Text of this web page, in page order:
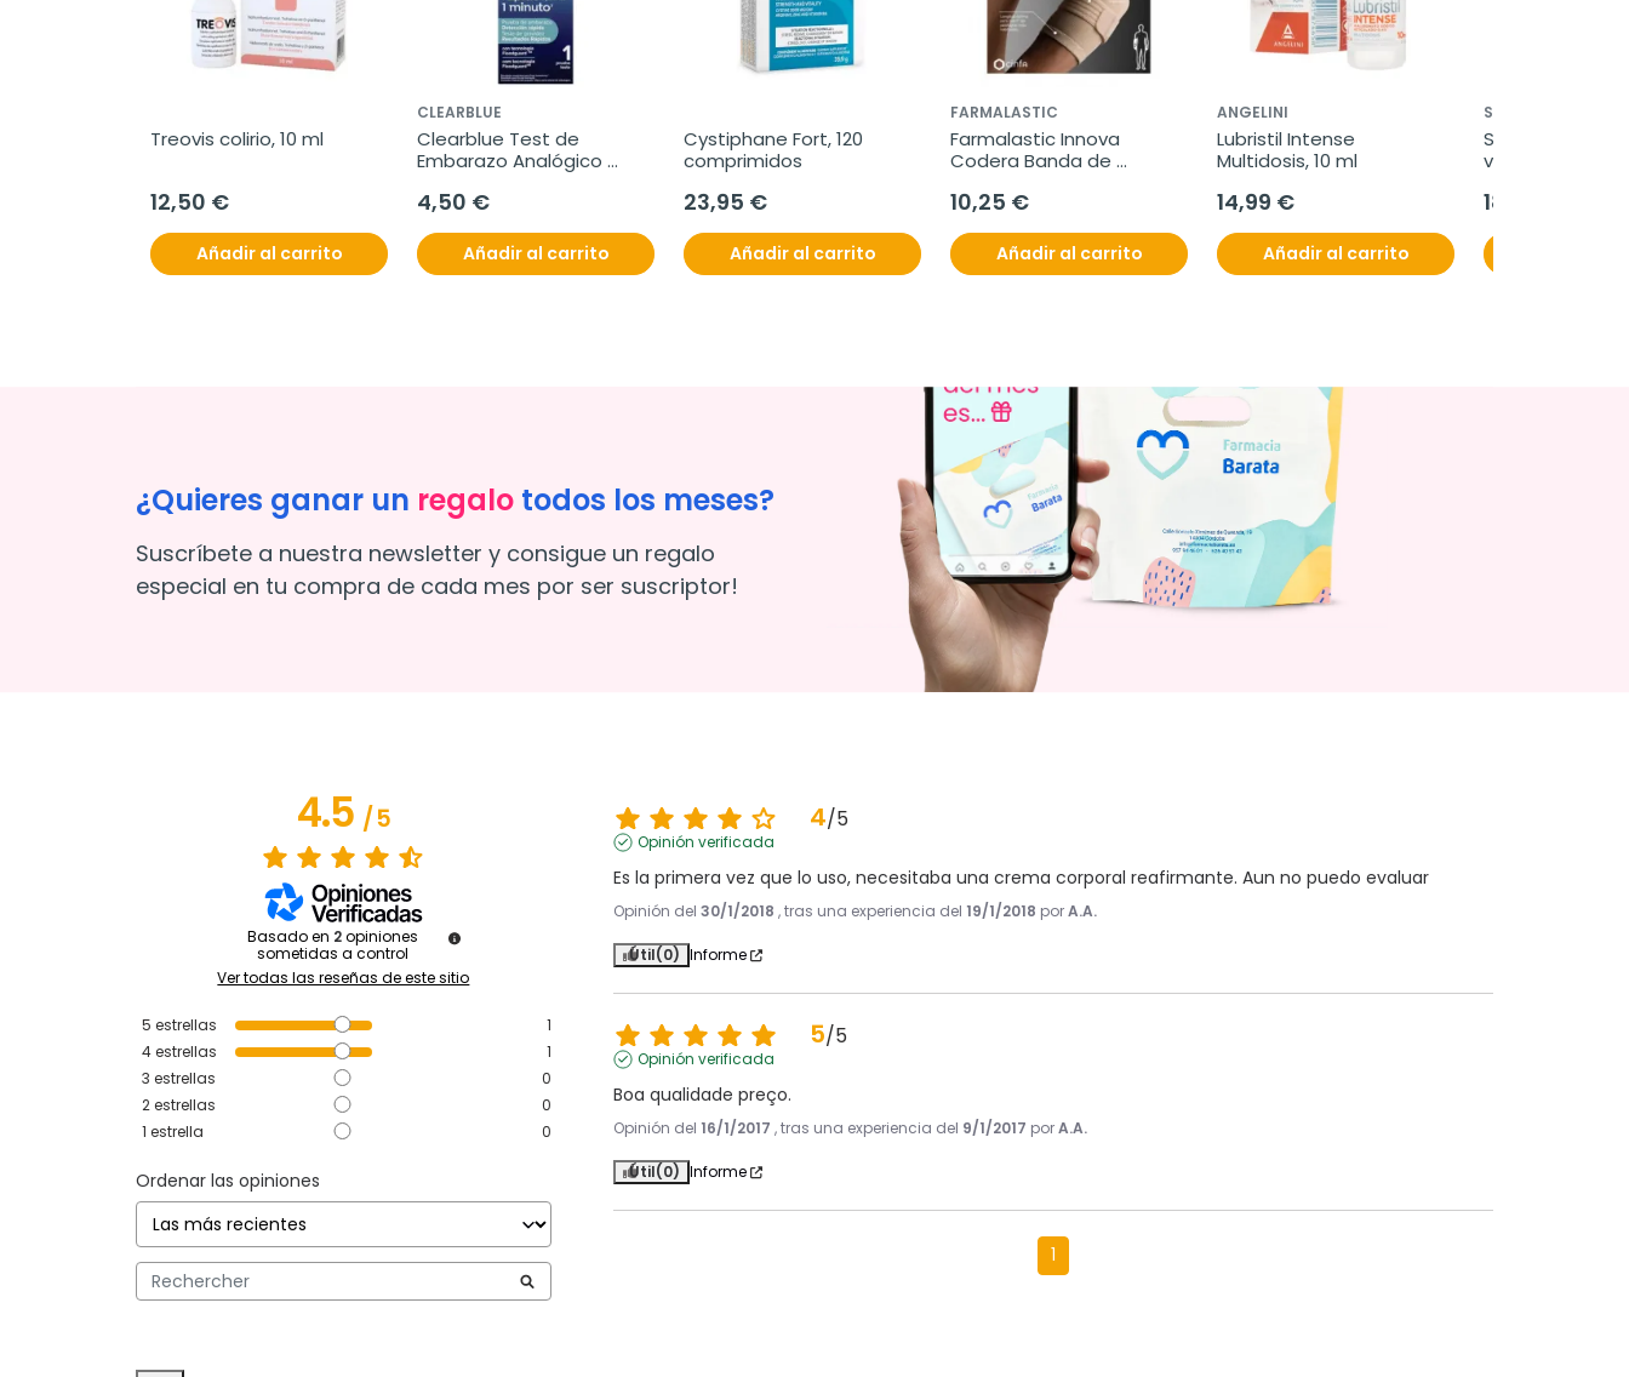
Treovis colirio, 10 ml
12,50 €
Añadir al carrito
CLEARBLUE
Clearblue Test de
Embarazo Analógico
unidad
4,50 €
Añadir al carrito
Cystiphane Fort, 120
comprimidos
23,95 €
Añadir al carrito
FARMALASTIC
Farmalastic Innova
Codera Banda de
10,25 €
Añadir al carrito
ANGELINI
Lubristil Intense
Multidosis, 10 ml
14,99 €
Añadir al carrito
SEID
Seidigyn
vaginales
18,99 €
¿Quieres ganar un regalo todos los meses?
Suscríbete a nuestra newsletter y consigue un regalo
especial en tu compra de cada mes por ser suscriptor!
4.5/5
Basado en 2opiniones
sometidas a control
Ver todas las reseñas de este sitio
5 estrellas
1
4estrellas
1
3 estrellas
0
2estrellas
0
1 estrella 0
Ordenar las opiniones
4/5
Opinión verificada
Es la primera vez que lo uso, necesitaba una crema corporal reafirmante. Aun no puedo evaluar
Opinión del30/1/2018 , tras una experiencia del 19/1/2018 porA.A.
Útil(0) Informe
5/5
Opinión verificada
Boa qualidade preço.
Opinión del 16/1/2017 , tras una experiencia del 9/1/2017 porA.A.
Útil(0) Informe
1